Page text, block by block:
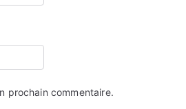
prochain commentaire.